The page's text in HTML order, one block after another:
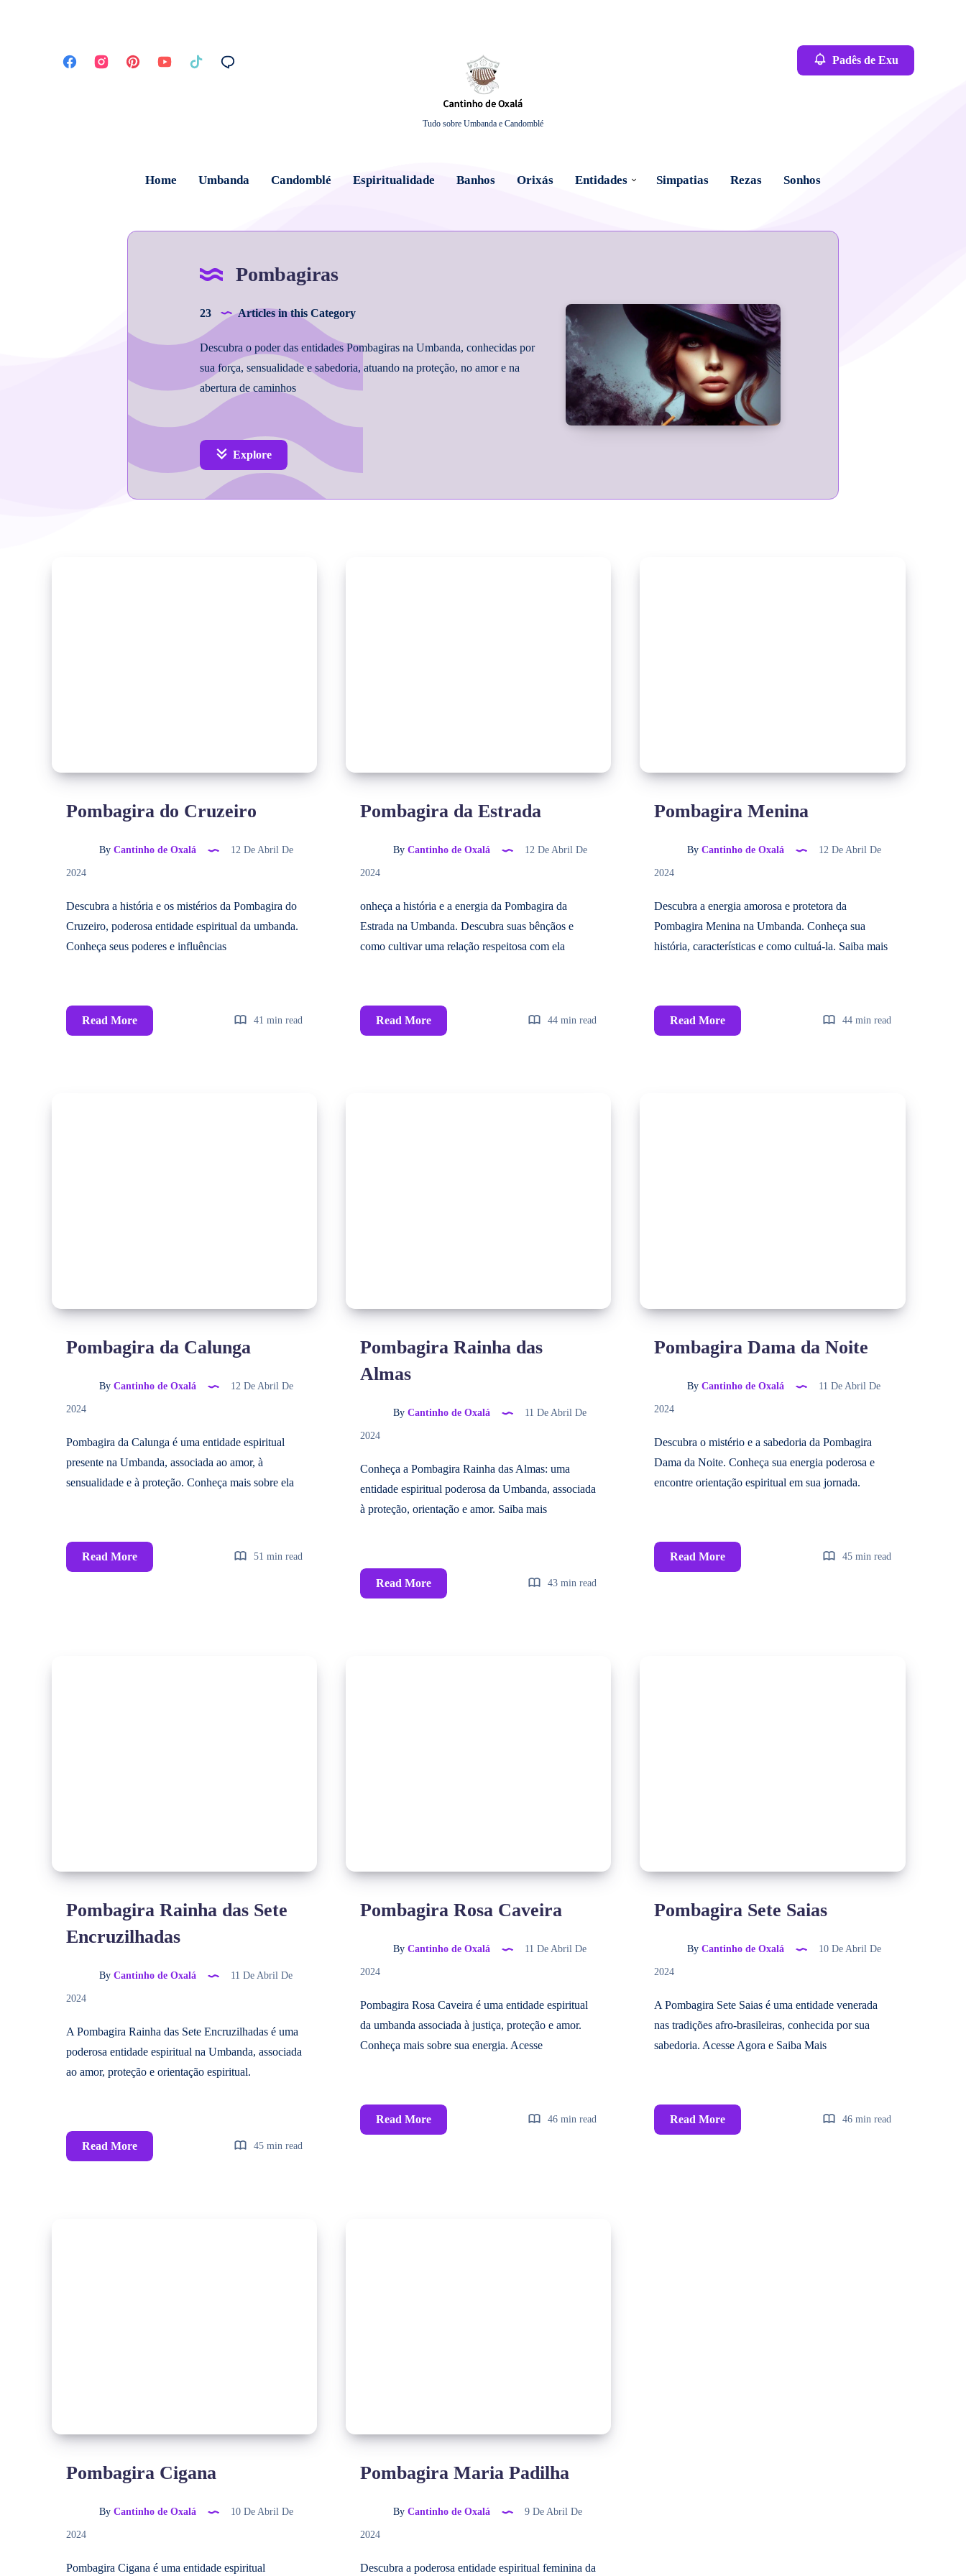
Tudo sobre Umbanda e Candomblé
Home Umbanda Candomblé Espiritualidade Banhos Orixás Entidades Simpatias Rezas Sonhos
Padês de Exu
Pombagiras
23 Articles in this Category
Descubra o poder das entidades Pombagiras na Umbanda, conhecidas por
sua força, sensualidade e sabedoria, atuando na proteção, no amor e na
abertura de caminhos
Explore
Pombagira do Cruzeiro
By Cantinho de Oxalá 12 De Abril De
2024
Descubra a história e os mistérios da Pombagira do
Cruzeiro, poderosa entidade espiritual da umbanda.
Conheça seus poderes e influências
Read More 41 min read
Pombagira da Estrada
By Cantinho de Oxalá 12 De Abril De
2024
onheça a história e a energia da Pombagira da
Estrada na Umbanda. Descubra suas bênçãos e
como cultivar uma relação respeitosa com ela
Read More 44 min read
Pombagira Menina
By Cantinho de Oxalá 12 De Abril De
2024
Descubra a energia amorosa e protetora da
Pombagira Menina na Umbanda. Conheça sua
história, características e como cultuá-la. Saiba mais
Read More 44 min read
Pombagira da Calunga
By Cantinho de Oxalá 12 De Abril De
2024
Pombagira da Calunga é uma entidade espiritual
presente na Umbanda, associada ao amor, à
sensualidade e à proteção. Conheça mais sobre ela
Read More 51 min read
Pombagira Rainha das
Almas
By Cantinho de Oxalá 11 De Abril De
2024
Conheça a Pombagira Rainha das Almas: uma
entidade espiritual poderosa da Umbanda, associada
à proteção, orientação e amor. Saiba mais
Read More 43 min read
Pombagira Dama da Noite
By Cantinho de Oxalá 11 De Abril De
2024
Descubra o mistério e a sabedoria da Pombagira
Dama da Noite. Conheça sua energia poderosa e
encontre orientação espiritual em sua jornada.
Read More 45 min read
Pombagira Rainha das Sete
Encruzilhadas
By Cantinho de Oxalá 11 De Abril De
2024
A Pombagira Rainha das Sete Encruzilhadas é uma
poderosa entidade espiritual na Umbanda, associada
ao amor, proteção e orientação espiritual.
Read More 45 min read
Pombagira Rosa Caveira
By Cantinho de Oxalá 11 De Abril De
2024
Pombagira Rosa Caveira é uma entidade espiritual
da umbanda associada à justiça, proteção e amor.
Conheça mais sobre sua energia. Acesse
Read More 46 min read
Pombagira Sete Saias
By Cantinho de Oxalá 10 De Abril De
2024
A Pombagira Sete Saias é uma entidade venerada
nas tradições afro-brasileiras, conhecida por sua
sabedoria. Acesse Agora e Saiba Mais
Read More 46 min read
Pombagira Cigana
By Cantinho de Oxalá 10 De Abril De
2024
Pombagira Cigana é uma entidade espiritual
Pombagira Maria Padilha
By Cantinho de Oxalá 9 De Abril De
2024
Descubra a poderosa entidade espiritual feminina da